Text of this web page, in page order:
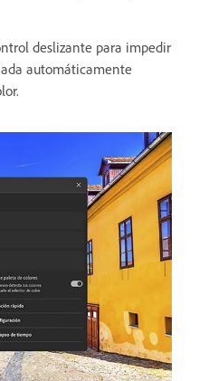
deslizante para impedir
automáticamente